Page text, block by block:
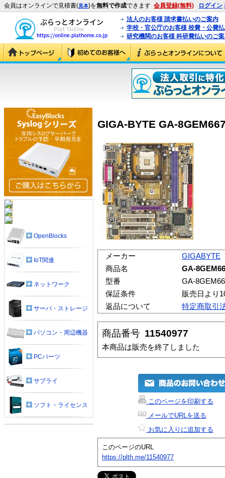
会員はオンラインで見積書(見本)を無料で作成できます 会員登録(無料) ログイン
法人のお客様 請求書払いのご案内
学校・官公庁のお客様 校費・公費
研究機関のお客様 科研費払いのご
GIGA-BYTE GA-
メーカー
GIGABYTE
商品名
GA-
型番
GA-
保証条件
販売日より
返品について
特定商取引
商品番号 11540977
本商品は販売を終了しました
このページを印刷する
メールでURLを送る
お気に入りに追加する
このページのURL
https://plth.me/11540977
OpenBlocks
IoT関連
ネットワーク
サーバ・ストレージ
パソコン・周辺機器
PCパーツ
サプライ
ソフト・ライセンス